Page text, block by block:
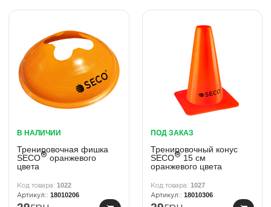
В НАЛИЧИИ
Тренировочная фишка
SECO® оранжевого
цвета
1022
18010206
ПОД ЗАКАЗ
Тренировочный конус
SECO® 15 см
оранжевого цвета
1027
18010306